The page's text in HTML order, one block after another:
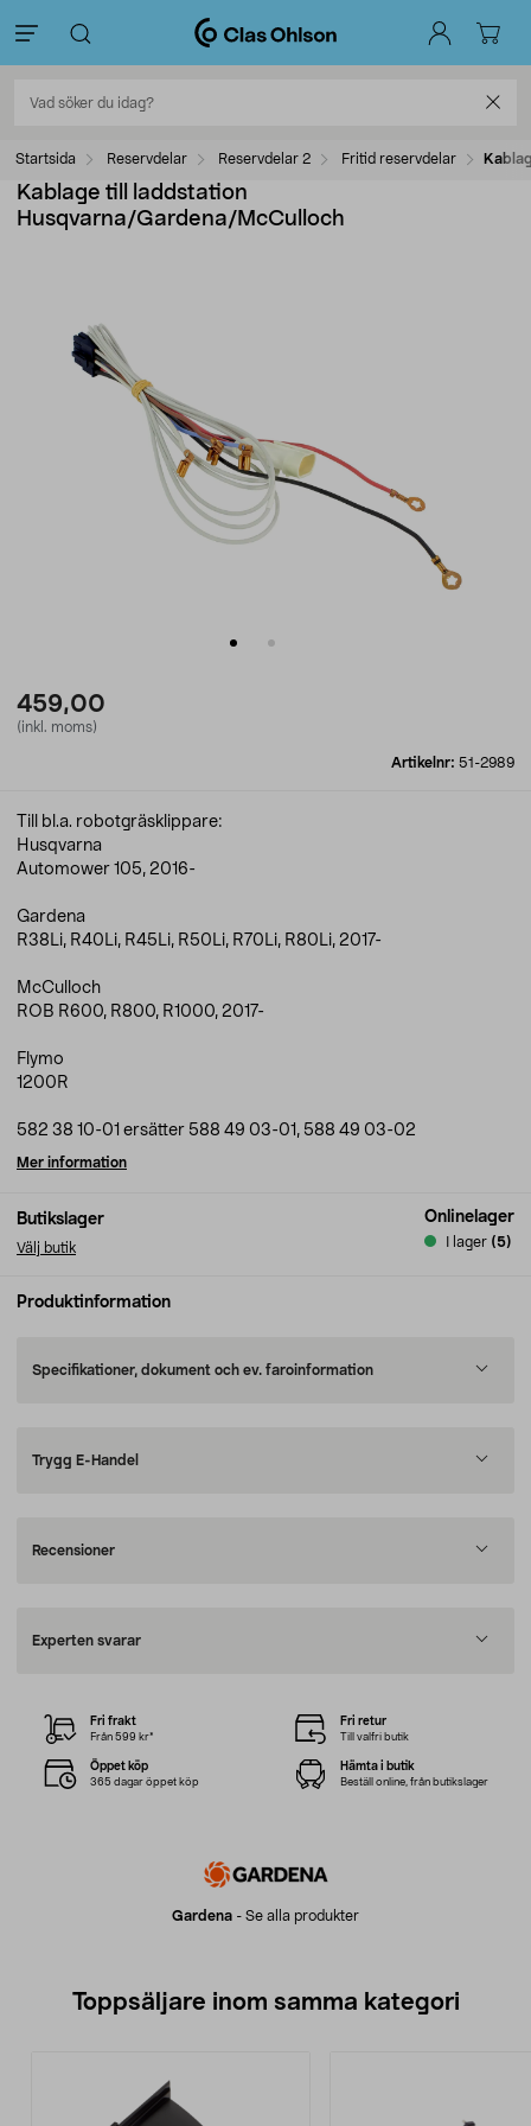
Startsida Reservdelar Reservdelar 2 Fritid reservdelar
Kablage till laddstation
Husqvarna/Gardena/McCulloch
459,00
(inkl. moms)
Artikelnr: 51-2989
Butikslager
Välj butik
Onlinelager
I lager (5)
Till bl.a. robotgräsklippare:
Husqvarna
Automower 105, 2016-
Gardena
R38Li, R40Li, R45Li, R50Li, R70Li, R80Li, 2017-
McCulloch
ROB R600, R800, R1000, 2017-
Flymo
1200R
582 38 10-01 ersätter 588 49 03-01, 588 49 03-02
Mer information
Produktinformation
Specifikationer, dokument och ev. faroinformation
Trygg E-Handel
Recensioner
Experten svarar
Gardena - Se alla produkter
Fri frakt
Från 599 kr*
Fri retur
Till valfri butik
Öppet köp
365 dagar öppet köp
Hämta i butik
Beställ online, från butikslager
Toppsäljare inom samma kategori